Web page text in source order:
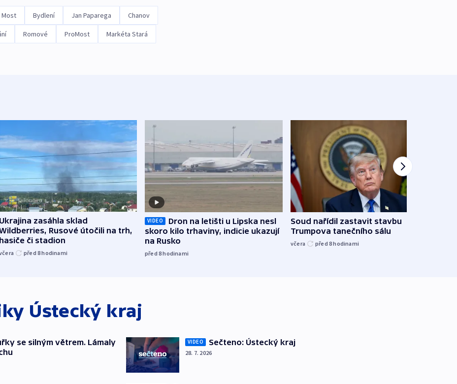
Most Bydlení Jan Paparega Chanov
Romové ProMost Markéta Stará
Ukrajina zasáhla sklad
Rusové útočili na trh,
hasiče či stadion
před 8hodinami
VIDEO
Dron na letišti u Lipska nesl
skoro kilo trhaviny, indicie ukazují
na Rusko
před 8hodinami
Soud nařídil zastavit stavbu
Trumpova tanečního sálu
včera před 8hodinami
Ústecký kraj
se silným větrem. Lámaly
VIDEO Sečteno: Ústecký kraj
28. 7. 2026